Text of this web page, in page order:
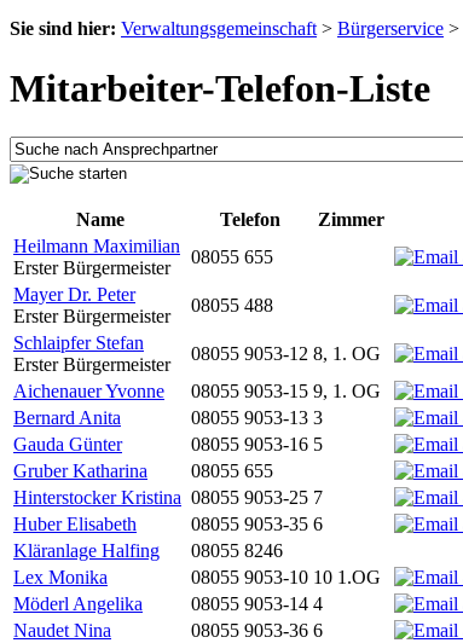
Sie sind hier: Verwaltungsgemeinschaft > Bürgerservice >
Mitarbeiter-Telefon-Liste
Name
Telefon Zimmer
Heilmann Maximilian
Erster Bürgermeister
08055 655
Mayer Dr. Peter
Erster Bürgermeister
08055 488
Schlaipfer Stefan
Erster Bürgermeister
08055 9053-12 8, 1. OG
Aichenauer Yvonne
08055 9053-15 9, 1. OG
Bernard Anita
08055 9053-13 3
Gauda Günter
08055 9053-16 5
Gruber Katharina
08055 655
Hinterstocker Kristina 08055 9053-25 7
Huber Elisabeth
08055 9053-35 6
Kläranlage Halfing
08055 8246
Lex Monika
08055 9053-10 10 1.OG
Möderl Angelika
08055 9053-14 4
Naudet Nina
08055 9053-36 6